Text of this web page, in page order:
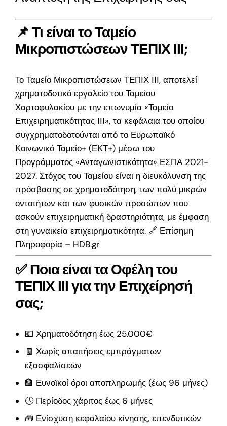
📌 Τι είναι το Ταμείο
Μικροπιστώσεων ΤΕΠΙΧ ΙΙΙ;
Το Ταμείο Μικροπιστώσεων ΤΕΠΙΧ ΙΙΙ, αποτελεί
χρηματοδοτικό εργαλείο του Ταμείου
Χαρτοφυλακίου με την επωνυμία «Ταμείο
Επιχειρηματικότητας ΙΙΙ», τα κεφάλαια του οποίου
συγχρηματοδοτούνται από το Ευρωπαϊκό
Κοινωνικό Ταμείο+ (ΕΚΤ+) μέσω του
Προγράμματος «Ανταγωνιστικότητα» ΕΣΠΑ 2021-
2027. Στόχος του Ταμείου είναι η διευκόλυνση της
πρόσβασης σε χρηματοδότηση, των πολύ μικρών
οντοτήτων και των φυσικών προσώπων που
ασκούν επιχειρηματική δραστηριότητα, με έμφαση
στη γυναικεία επιχειρηματικότητα. 🔗 Επίσημη
Πληροφορία – HDB.gr
✅ Ποια είναι τα Οφέλη του
ΤΕΠΙΧ ΙΙΙ για την Επιχείρησή
σας;
💶 Χρηματοδότηση έως 25.000€
🧾 Χωρίς απαιτήσεις εμπράγματων
εξασφαλίσεων
🏦 Ευνοϊκοί όροι αποπληρωμής (έως 96 μήνες)
🕓 Περίοδος χάριτος έως 6 μήνες
🧰 Ενίσχυση κεφαλαίου κίνησης, επενδυτικών